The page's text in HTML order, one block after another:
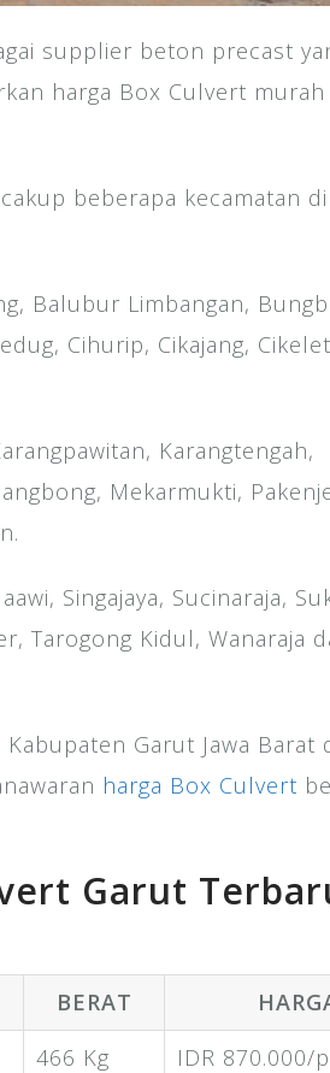
supplier beton precast
harga Box Culvert murah
beberapa kecamatan
Balubur Limbangan,
Cihurip, Cikajang,
Karangtengah,
Mekarmukti,
Singajaya, Sucinaraja,
Tarogong Kidul, Wanaraja
Garut Jawa Barat
harga Box Culvert
Garut
BERAT
466 Kg
IDR 870.000/